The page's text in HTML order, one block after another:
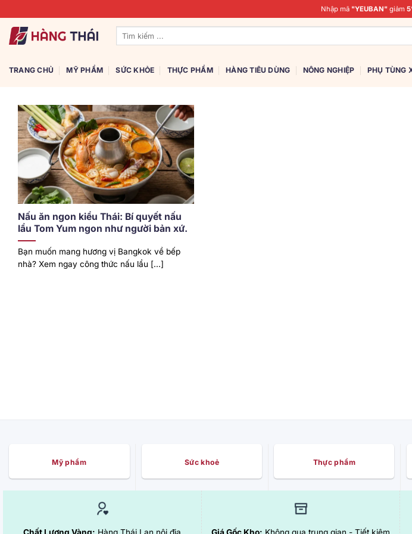
qua
nội
Nhập mã "YEUBAN" giảm
Tìm
TRANG CHỦ MỸ PHẨM SỨC KHỎE THỰC PHẨM HÀNG TIÊU DÙNG NÔNG NGHIỆP PHỤ TÙNG
Nấu ăn ngon kiểu Thái: Bí quyết nấu
lẩu Tom Yum ngon như người bản xứ.
Bạn muốn mang hương vị Bangkok về bếp
nhà? Xem ngay công thức nấu lẩu [...]
Mỹ phẩm Sức khoẻ Thực phẩm